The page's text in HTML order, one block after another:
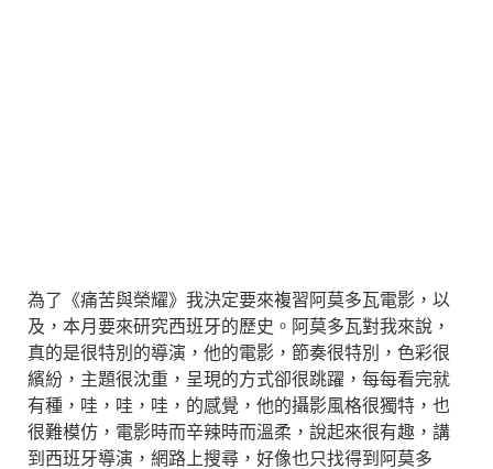
為了《痛苦與榮耀》我決定要來複習阿莫多瓦電影，以
及，本月要來研究西班牙的歷史。阿莫多瓦對我來說，
真的是很特別的導演，他的電影，節奏很特別，色彩很
繽紛，主題很沈重，呈現的方式卻很跳躍，每每看完就
有種，哇，哇，哇，的感覺，他的攝影風格很獨特，也
很難模仿，電影時而辛辣時而溫柔，說起來很有趣，講
到西班牙導演，網路上搜尋，好像也只找得到阿莫多